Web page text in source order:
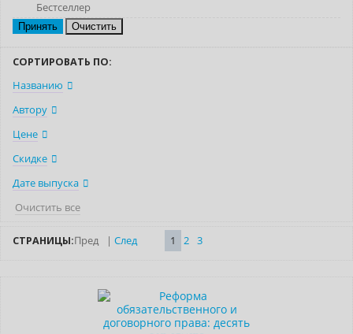
Бестселлер
Очистить
СОРТИРОВАТЬ ПО:
Названию
Автору
Цене
Скидке
Дате выпуска
Очистить все
СТРАНИЦЫ:Пред | След 1 2 3